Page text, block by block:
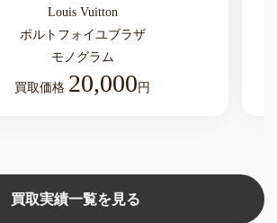
Louis Vuitton
ポルトフォイユブラザ
モノグラム
買取価格 20,000 円
買取実績一覧を見る